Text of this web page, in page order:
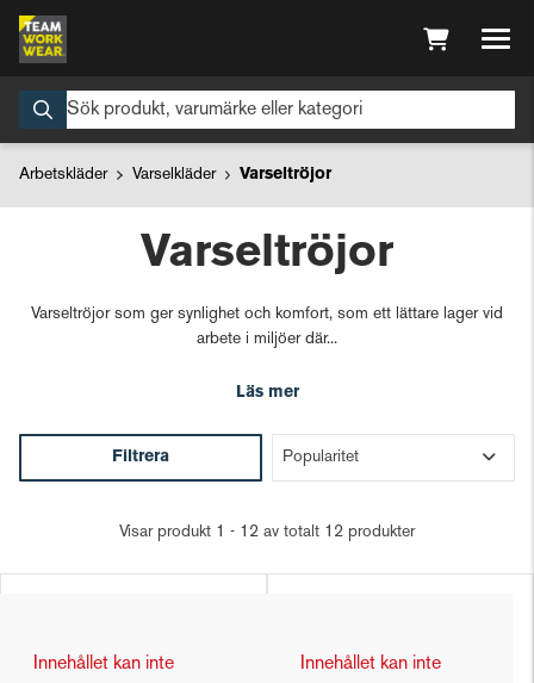
Arbetskläder Varselkläder Varseltröjor
Varseltröjor
Varseltröjor som ger synlighet och komfort, som ett lättare lager vid
arbete i miljöer där...
Läs mer
Filtrera
Visar produkt 1 - 12 av totalt 12 produkter
Innehållet kan inte
Innehållet kan inte